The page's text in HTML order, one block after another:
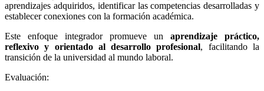
aprendizajes adquiridos, identificar las competencias desarrolladas y
establecer conexiones con la formación académica.
Este enfoque integrador promueve un aprendizaje práctico,
reflexivo y orientado al desarrollo profesional, facilitando la
transición de la universidad al mundo laboral.
Evaluación: